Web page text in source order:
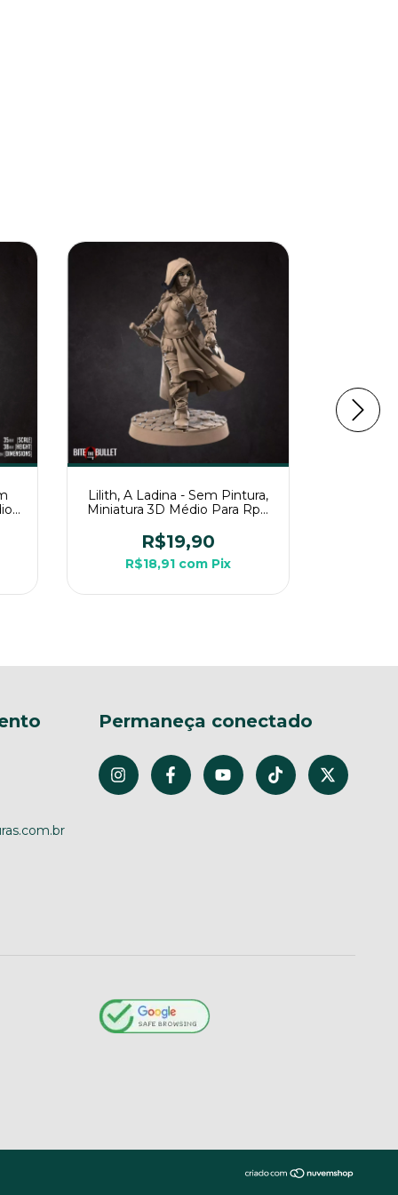
Lilith, A Ladina - Sem Pintura,
Miniatura 3D Médio Para Rpg
R$19,90
R$18,91 com Pix
Permaneça conectado